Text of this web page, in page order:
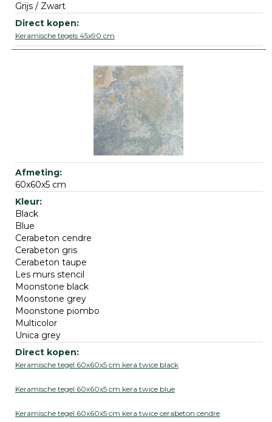
Grijs / Zwart
Keramische tegels 45x90 cm
60x60x5 cm
Black
Blue
Cerabeton cendre
Cerabeton gris
Cerabeton taupe
Les murs stencil
Moonstone black
Moonstone grey
Moonstone piombo
Multicolor
Unica grey
Keramische tegel 60x60x5 cm kera twice black
Keramische tegel 60x60x5 cm kera twice blue
Keramische tegel 60x60x5 cm kera twice cerabeton cendre